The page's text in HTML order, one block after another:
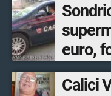
euro,
Calici